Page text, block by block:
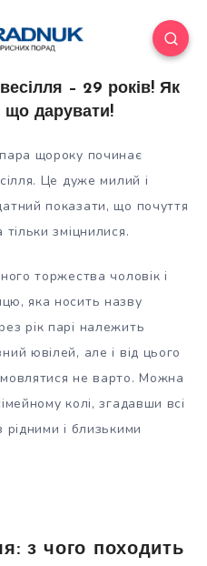
– 29 років! Як
що дарувати!
щороку починає
Це дуже милий і
показати, що почуття
зміцнилися.
торжества чоловік і
яка носить назву
рік парі належить
ювілей, але і від цього
не варто. Можна
колі, згадавши всі
рідними і близькими
з чого походить